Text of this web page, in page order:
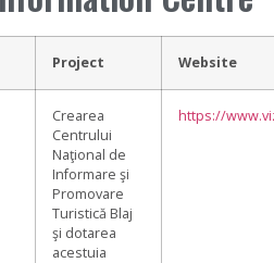
Project Website
Crearea
Centrului
Naţional de
Informare şi
Promovare
Turistică Blaj
şi dotarea
acestuia
https://